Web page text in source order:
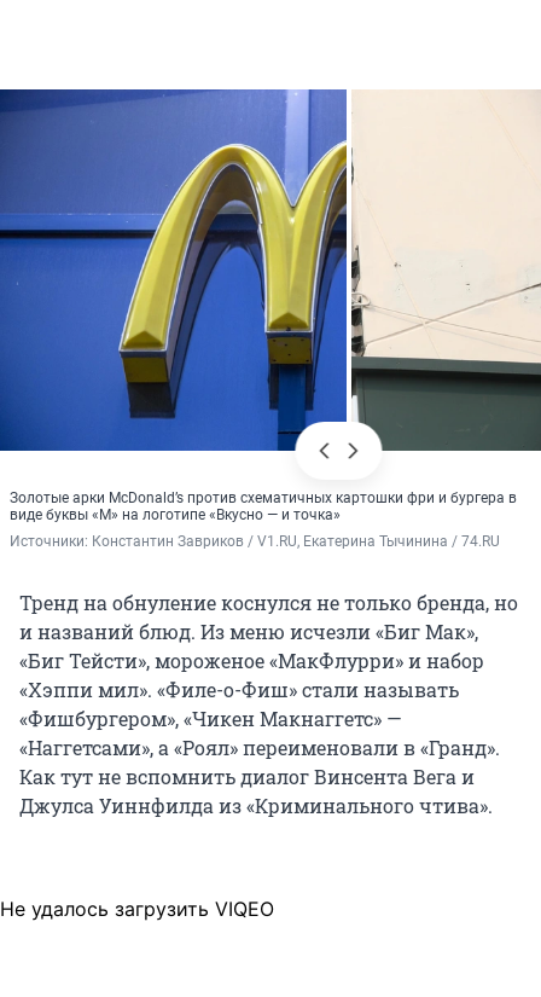
Золотые арки McDonald’s против схематичных картошки фри и бургера в
виде буквы «М» на логотипе «Вкусно — и точка»
Источники: Константин Завриков / V1.RU, Екатерина Тычинина / 74.RU
Тренд на обнуление коснулся не только бренда, но
и названий блюд. Из меню исчезли «Биг Мак»,
«Биг Тейсти», мороженое «МакФлурри» и набор
«Хэппи мил». «Филе-о-Фиш» стали называть
«Фишбургером», «Чикен Макнаггетс» —
«Наггетсами», а «Роял» переименовали в «Гранд».
Как тут не вспомнить диалог Винсента Вега и
Джулса Уиннфилда из «Криминального чтива».
Не удалось загрузить VIQEO